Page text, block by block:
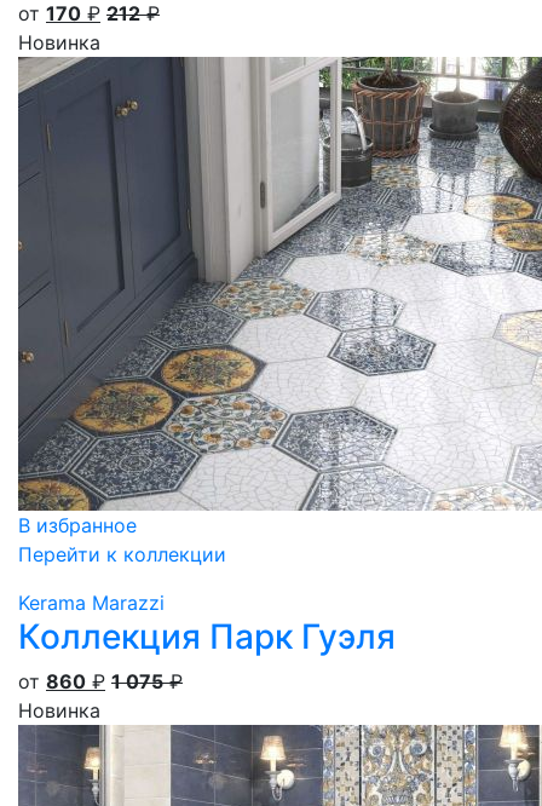
от 170 ₽ 212₽
Новинка
В избранное
Перейти к коллекции
Kerama Marazzi
Коллекция Парк Гуэля
от 860 ₽ 1 075₽
Новинка